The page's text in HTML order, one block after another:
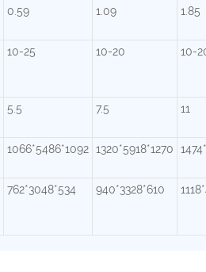
0.59 1.09 1.85
10-25 10-20 10-
5.5 7.5 11
1066*5486*1092 1320*5918*1270
762*3048*534 940*3328*610